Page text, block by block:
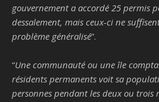
gouvernement a accordé 25 permis
dessalement, mais ceux-ci ne
problème généralisé”.
“Une communauté ou une île
résidents permanents voit sa
personnes pendant les deux ou trois